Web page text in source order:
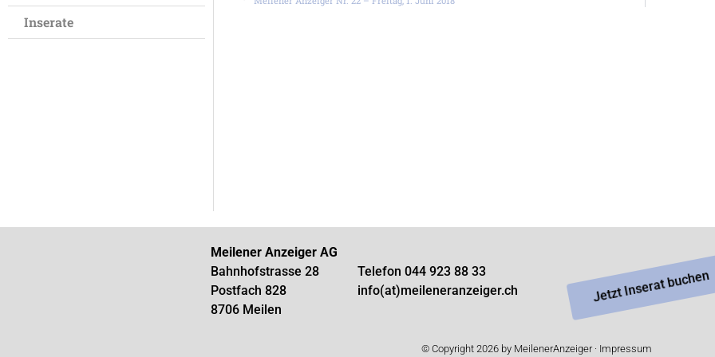
Inserate
Meilener Anzeiger AG
Bahnhofstrasse 28
Postfach 828
8706 Meilen
Telefon 044 923 88 33
info(at)meileneranzeiger.ch
Jetzt Inserat buchen
© Copyright 2026 by MeilenerAnzeiger · Impressum